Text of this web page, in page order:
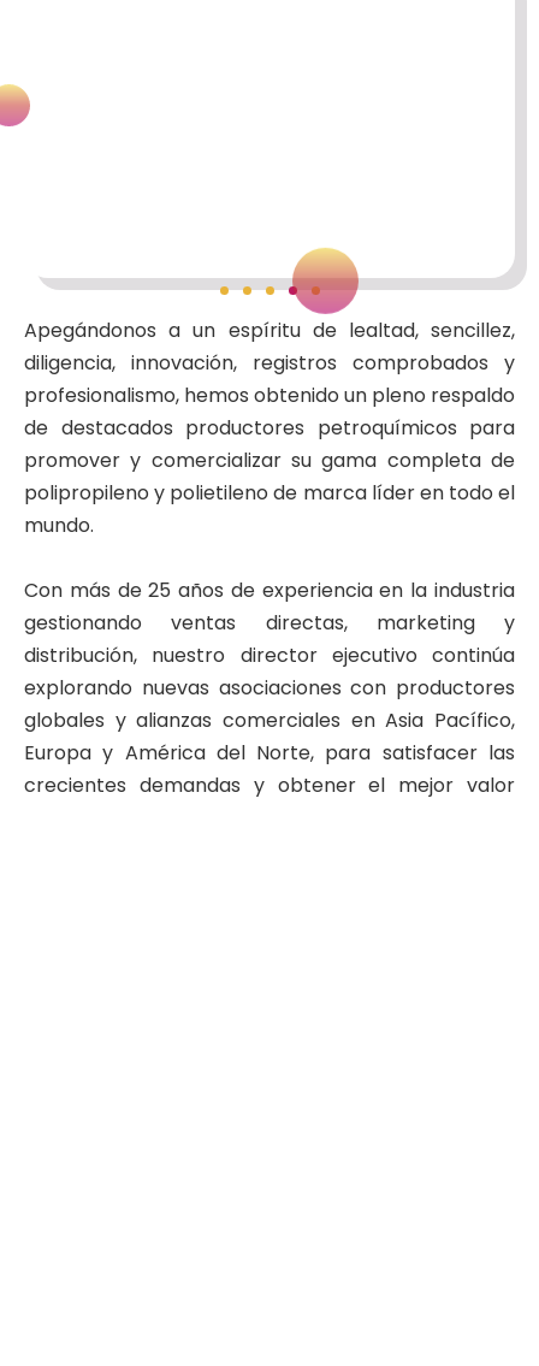
Apegándonos a un espíritu de lealtad, sencillez,
diligencia, innovación, registros comprobados y
profesionalismo, hemos obtenido un pleno respaldo
de destacados productores petroquímicos para
promover y comercializar su gama completa de
polipropileno y polietileno de marca líder en todo el
mundo.
Con más de 25 años de experiencia en la industria
gestionando ventas directas, marketing y
distribución, nuestro director ejecutivo continúa
explorando nuevas asociaciones con productores
globales y alianzas comerciales en Asia Pacífico,
Europa y América del Norte, para satisfacer las
crecientes demandas y obtener el mejor valor